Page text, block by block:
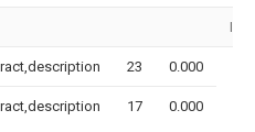
23 0.000
17 0.000